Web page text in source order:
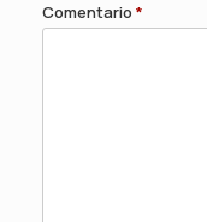
Comentario *